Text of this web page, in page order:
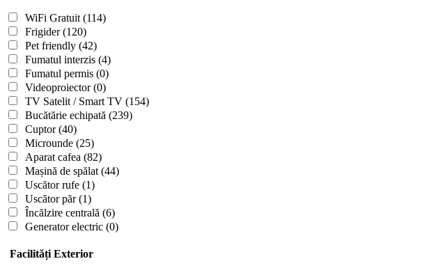
WiFi Gratuit (114)
Frigider(120)
Pet friendly (42)
Fumatul interzis (4)
Fumatul permis (0)
Videoproiector(0)
TV Satelit / Smart TV (154)
Bucătărie echipată (239)
Cuptor(40)
Microunde (25)
Aparat cafea (82)
Mașină de spălat (44)
Uscător rufe (1)
Uscător păr(1)
Încălzire centrală (6)
Generator electric (0)
Facilități Exterior